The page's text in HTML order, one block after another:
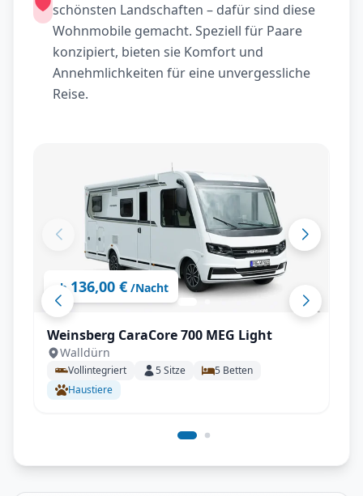
schönsten Landschaften – dafür sind diese
Wohnmobile gemacht. Speziell für Paare
konzipiert, bieten sie Komfort und
Annehmlichkeiten für eine unvergessliche
Reise.
ab 136,00 € /Nacht
Weinsberg CaraCore 700 MEG Light
Walldürn
Vollintegriert 5Sitze 5 Betten
Haustiere